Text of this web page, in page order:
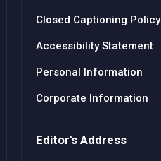
Closed Captioning Policy
Accessibility Statement
Personal Information
Corporate Information
Editor's Address